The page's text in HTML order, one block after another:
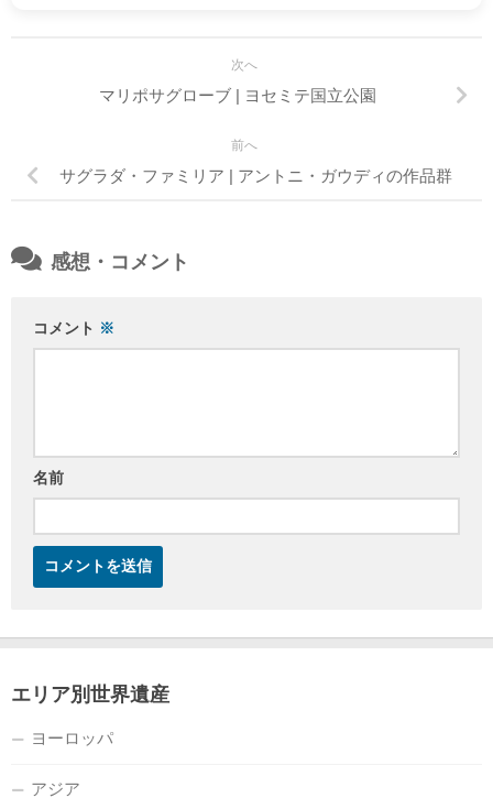
次へ
マリポサグローブ | ヨセミテ国立公園
前へ
サグラダ・ファミリア | アントニ・ガウディの作品群
感想・コメント
コメント ※
名前
エリア別世界遺産
ヨーロッパ
アジア